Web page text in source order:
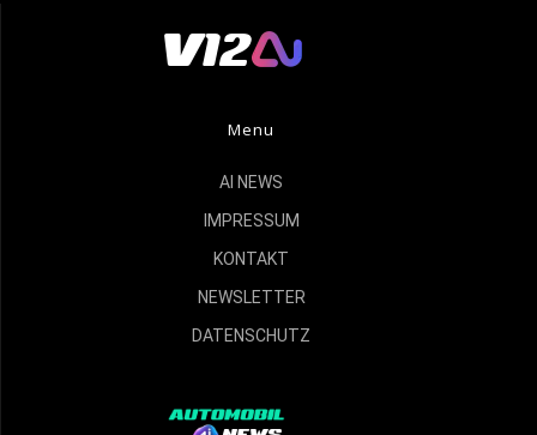
Menu
AI NEWS
IMPRESSUM
KONTAKT
NEWSLETTER
DATENSCHUTZ